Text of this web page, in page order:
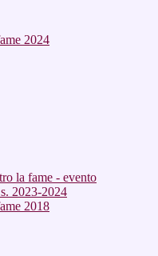
2024
la fame - evento
2023-2024
2018